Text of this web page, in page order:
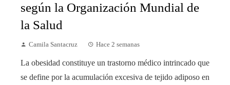
según la Organización Mundial de
la Salud
Camila Santacruz Hace 2 semanas
La obesidad constituye un trastorno médico intrincado que
se define por la acumulación excesiva de tejido adiposo en